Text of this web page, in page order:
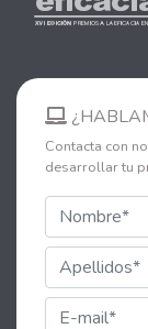
Contacta con
desarrollar tu